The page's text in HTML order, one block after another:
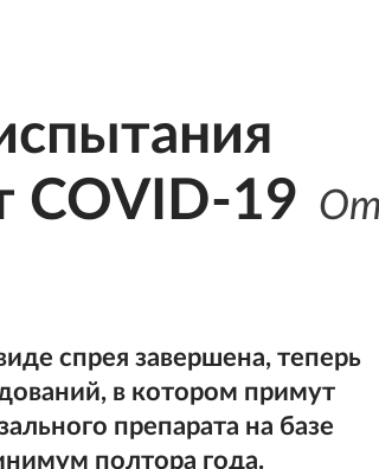
COVID-19
спрея завершена, теперь
в котором примут
препарата на базе
полтора года.